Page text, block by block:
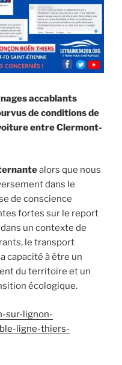
accablants
de conditions de
entre Clermont-
alors que nous
dans le
de conscience
fortes sur le report
un contexte de
le transport
capacité à être un
du territoire et un
écologique.
sur-lignon-
ligne-thiers-